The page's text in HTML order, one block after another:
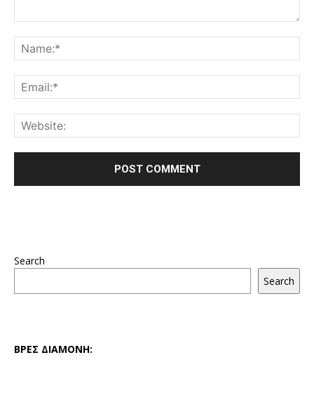
Search
Search
ΒΡΕΣ ΔΙΑΜΟΝΗ: